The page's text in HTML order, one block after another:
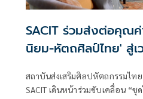
SACIT ร่วมส่งต่อคุณค่
นิยม-หัตถศิลป์ไทย' สู่
ประเทศไทยในสายตาน
สถาบันส่งเสริมศิลปหัตถกรรมไท
SACIT เดินหน้าร่วมขับเคลื่อน “ชุ